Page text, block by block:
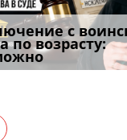
на яких не
за іншою
нов
с
по возрасту:
ААС
що
скас